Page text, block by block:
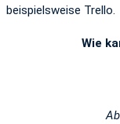
beispielsweise Trello.
Wie